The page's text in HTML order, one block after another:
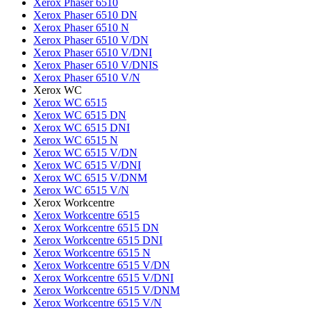
Xerox Phaser 6510
Xerox Phaser 6510 DN
Xerox Phaser 6510 N
Xerox Phaser 6510 V/DN
Xerox Phaser 6510 V/DNI
Xerox Phaser 6510 V/DNIS
Xerox Phaser 6510 V/N
Xerox WC
Xerox WC 6515
Xerox WC 6515 DN
Xerox WC 6515 DNI
Xerox WC 6515 N
Xerox WC 6515 V/DN
Xerox WC 6515 V/DNI
Xerox WC 6515 V/DNM
Xerox WC 6515 V/N
Xerox Workcentre
Xerox Workcentre 6515
Xerox Workcentre 6515 DN
Xerox Workcentre 6515 DNI
Xerox Workcentre 6515 N
Xerox Workcentre 6515 V/DN
Xerox Workcentre 6515 V/DNI
Xerox Workcentre 6515 V/DNM
Xerox Workcentre 6515 V/N